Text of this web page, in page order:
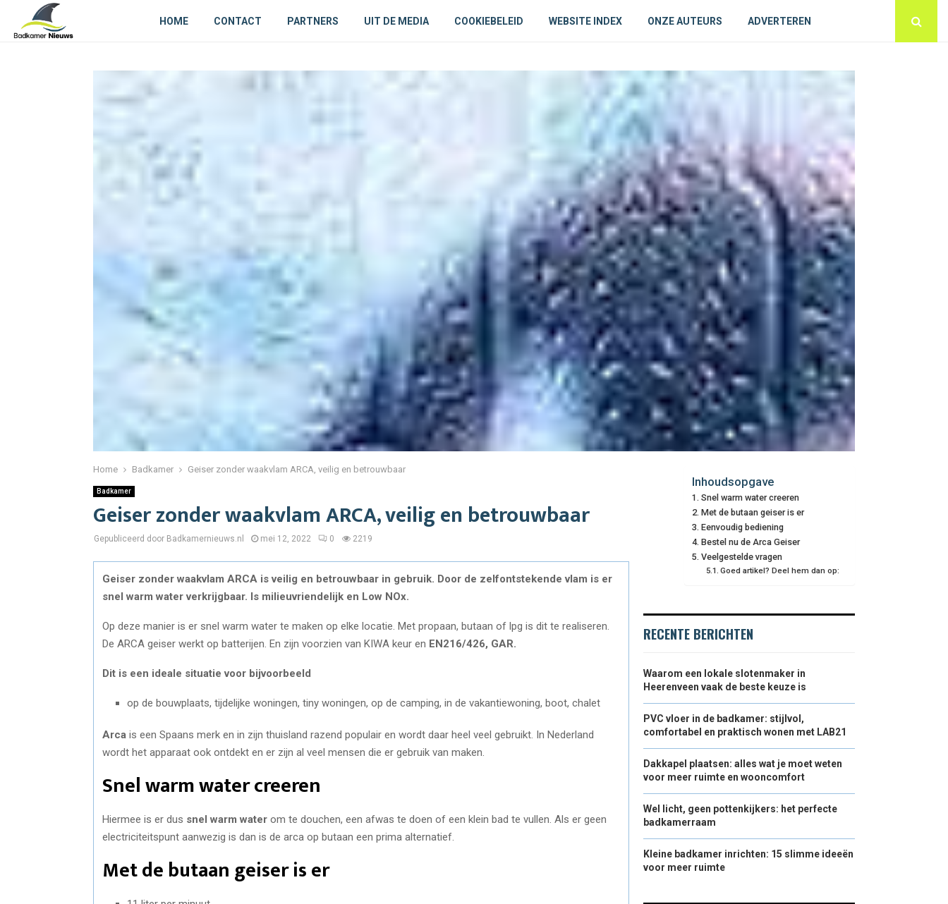
HOME CONTACT PARTNERS UIT DE MEDIA COOKIEBELEID WEBSITE INDEX ONZE AUTEURS ADVERTEREN
Home Badkamer Geiser zonder waakvlam ARCA, veilig en betrouwbaar
Badkamer
Geiser zonder waakvlam ARCA, veilig en betrouwbaar
Gepubliceerd door Badkamernieuws.nl mei 12, 2022 0 2219
Geiser zonder waakvlam ARCA is veilig en betrouwbaar in gebruik. Door de zelfontstekende vlam is er
snel warm water verkrijgbaar. Is milieuvriendelijk en Low NOx.
Op deze manier is er snel warm water te maken op elke locatie. Met propaan, butaan of lpg is dit te realiseren.
De ARCA geiser werkt op batterijen. En zijn voorzien van KIWA keur en EN216/426, GAR.
Dit is een ideale situatie voor bijvoorbeeld
op de bouwplaats, tijdelijke woningen, tiny woningen, op de camping, in de vakantiewoning, boot, chalet
Arca is een Spaans merk en in zijn thuisland razend populair en wordt daar heel veel gebruikt. In Nederland
wordt het apparaat ook ontdekt en er zijn al veel mensen die er gebruik van maken.
Snel warm water creeren
Hiermee is er dus snel warm water om te douchen, een afwas te doen of een klein bad te vullen. Als er geen
electriciteitspunt aanwezig is dan is de arca op butaan een prima alternatief.
Met de butaan geiser is er
Inhoudsopgave
Snel warm water creeren
Met de butaan geiser is er
Eenvoudig bediening
Bestel nu de Arca Geiser
Veelgestelde vragen
Goed artikel? Deel hem dan op:
RECENTE BERICHTEN
Waarom een lokale slotenmaker in
Heerenveen vaak de beste keuze is
PVC vloer in de badkamer: stijlvol,
comfortabel en praktisch wonen met LAB21
Dakkapel plaatsen: alles wat je moet weten
voor meer ruimte en wooncomfort
Wel licht, geen pottenkijkers: het perfecte
badkamerraam
Kleine badkamer inrichten: 15 slimme ideeën
voor meer ruimte